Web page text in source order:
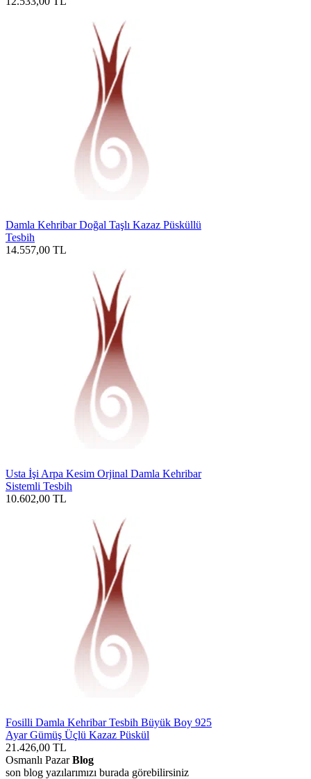
Damla Kehribar Doğal Taşlı Kazaz Püsküllü
Tesbih
14.557,00 TL
Usta İşi Arpa Kesim Orjinal Damla Kehribar
Sistemli Tesbih
10.602,00 TL
Fosilli Damla Kehribar Tesbih Büyük Boy 925
Ayar Gümüş Üçlü Kazaz Püskül
21.426,00 TL
Osmanlı PazarBlog
son blog yazılarımızı burada görebilirsiniz